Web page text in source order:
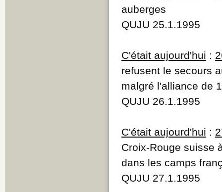
auberges
QUJU 25.1.1995
C'était aujourd'hui :
refusent le secours
malgré l'alliance de
QUJU 26.1.1995
C'était aujourd'hui :
Croix-Rouge suisse
dans les camps
QUJU 27.1.1995